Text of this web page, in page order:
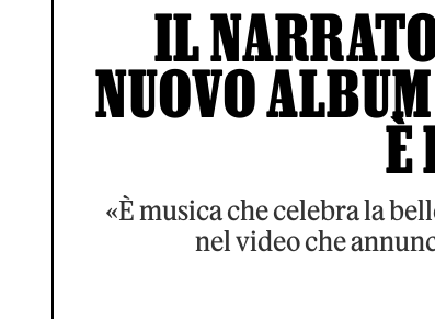
IL
NUOVO
È
«È musica che celebra la
nel video che